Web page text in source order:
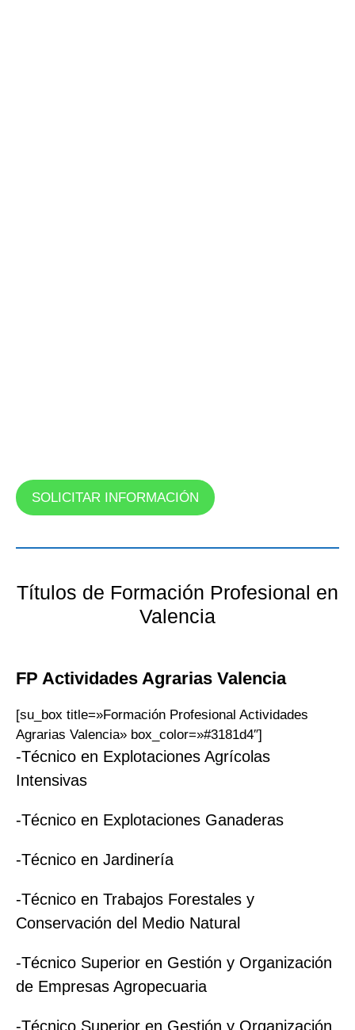
SOLICITAR INFORMACIÓN
Títulos de Formación Profesional en
Valencia
FP Actividades Agrarias Valencia
[su_box title=»Formación Profesional Actividades
Agrarias Valencia» box_color=»#3181d4″]
-Técnico en Explotaciones Agrícolas
Intensivas
-Técnico en Explotaciones Ganaderas
-Técnico en Jardinería
-Técnico en Trabajos Forestales y
Conservación del Medio Natural
-Técnico Superior en Gestión y Organización
de Empresas Agropecuaria
-Técnico Superior en Gestión y Organización